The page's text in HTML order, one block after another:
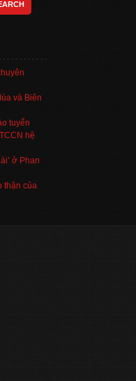
và Biên
tuyển
hệ
ở Phan
thận của